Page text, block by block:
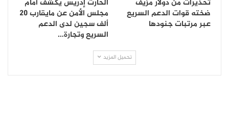
تحذيرات من دولار مزيف
ضخته قوات الدعم السريع
عبر مرتبات جنودها
الحارث إدريس يكشف أمام
مجلس الأمن عن مايقارب 20
ألف سجين لدى الدعم
السريع وتجارة…
تحميل المزيد